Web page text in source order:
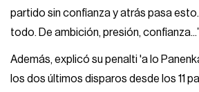
partido sin confianza y atrás pasa
todo. De ambición, presión,
Además, explicó su penalti 'a lo
los dos últimos disparos desde los 11